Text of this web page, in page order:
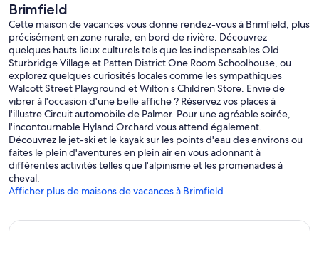
Brimfield
Cette maison de vacances vous donne rendez-vous à Brimfield, plus
précisément en zone rurale, en bord de rivière. Découvrez
quelques hauts lieux culturels tels que les indispensables Old
Sturbridge Village et Patten District One Room Schoolhouse, ou
explorez quelques curiosités locales comme les sympathiques
Walcott Street Playground et Wilton s Children Store. Envie de
vibrer à l'occasion d'une belle affiche ? Réservez vos places à
l'illustre Circuit automobile de Palmer. Pour une agréable soirée,
l'incontournable Hyland Orchard vous attend également.
Découvrez le jet-ski et le kayak sur les points d'eau des environs ou
faites le plein d'aventures en plein air en vous adonnant à
différentes activités telles que l'alpinisme et les promenades à
cheval.
Afficher plus de maisons de vacances à Brimfield